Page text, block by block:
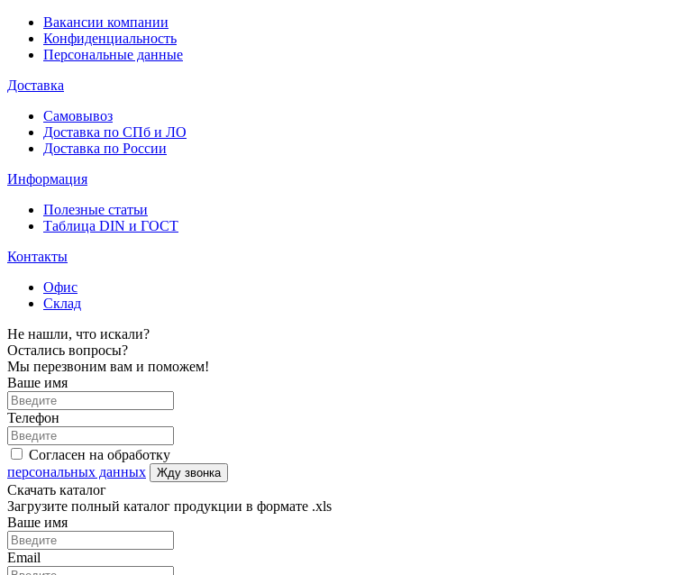
Вакансии компании
Конфиденциальность
Персональные данные
Доставка
Самовывоз
Доставка по СПб и ЛО
Доставка по России
Информация
Полезные статьи
Таблица DIN и ГОСТ
Контакты
Офис
Склад
Не нашли, что искали?
Остались вопросы?
Мы перезвоним вам и поможем!
Ваше имя
Телефон
Согласен на обработку
персональных данных
Жду звонка
Скачать каталог
Загрузите полный каталог продукции в формате .xls
Ваше имя
Email